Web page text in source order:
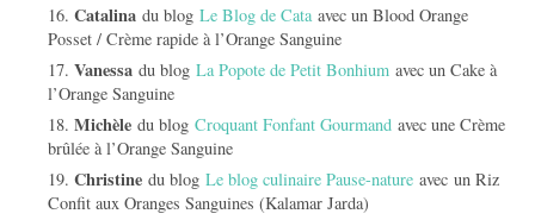
Catalina du blog Le Blog de Cataavec un Blood Orange
Posset / Crème rapide à l’Orange Sanguine
Vanessa du blog La Popote de Petit Bonhium avec un Cake à
l’Orange Sanguine
Michèle du blog Croquant Fonfant Gourmand avec une Crème
brûlée à l’Orange Sanguine
Christine du blog Le blog culinaire Pause-nature avec un Riz
Confit aux Oranges Sanguines (Kalamar Jarda)